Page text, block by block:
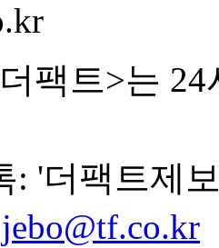
팩트>는
: '더팩트제
jebo@tf.co.kr